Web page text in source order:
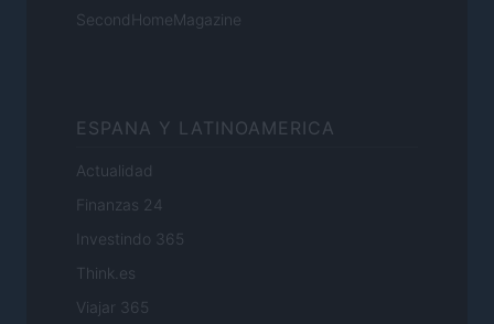
SecondHomeMagazine
ESPANA Y LATINOAMERICA
Actualidad
Finanzas 24
Investindo 365
Think.es
Viajar 365